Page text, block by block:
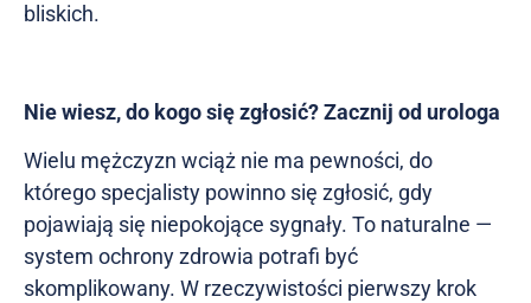
bliskich.
Nie wiesz, do kogo się zgłosić? Zacznij od urologa
Wielu mężczyzn wciąż nie ma pewności, do
którego specjalisty powinno się zgłosić, gdy
pojawiają się niepokojące sygnały. To naturalne —
system ochrony zdrowia potrafi być
skomplikowany. W rzeczywistości pierwszy krok